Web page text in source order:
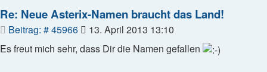
Re: Neue Asterix-Namen braucht das Land!
Beitrag: # 45966Beitrag
13. April 2013 13:10
Es freut mich sehr, dass Dir die Namen gefallen